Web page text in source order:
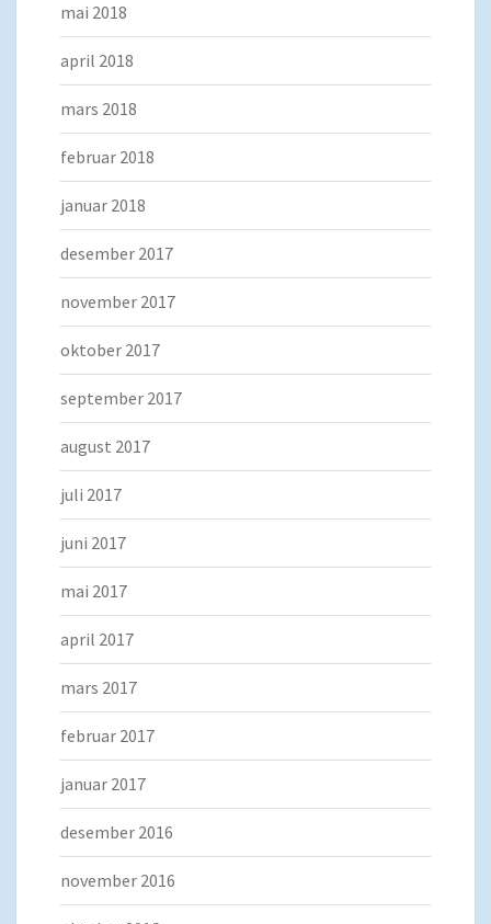
mai 2018
april 2018
mars 2018
februar 2018
januar 2018
desember 2017
november 2017
oktober 2017
september 2017
august 2017
juli 2017
juni 2017
mai 2017
april 2017
mars 2017
februar 2017
januar 2017
desember 2016
november 2016